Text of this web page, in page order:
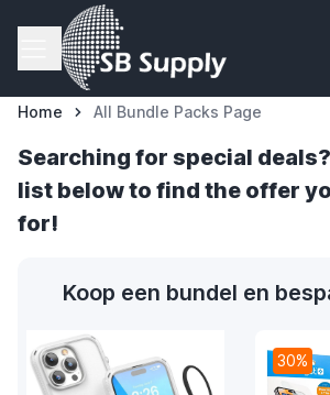
Ga naar de inhoud
Home All Bundle Packs Page
Searching for special
list below to find the offer
for!
Koop een bundel en
30%